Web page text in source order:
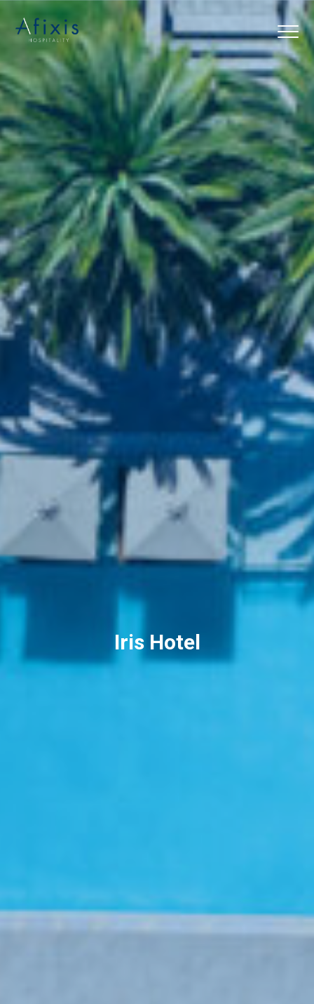
Iris Hotel
Αρχική
Υπηρεσίες
Συνεργάτες
Εταιρία
Blog
Επικοινωνία
Κράτηση
Gr